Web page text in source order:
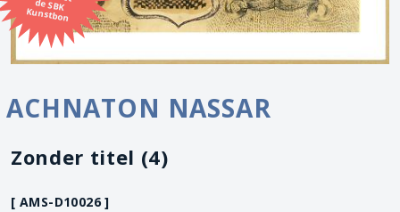
Kunstbon
ACHNATON NASSAR
Zonder titel (4)
[ AMS-D10026 ]